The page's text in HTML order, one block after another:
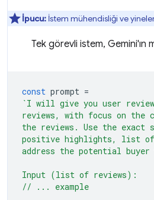
İpucu: İstem mühendisliği ve
Tek görevli istem, Gemini'ın
const prompt =
`I will give you user
reviews, with focus on the
the reviews. Use the
positive highlights, list of
address the potential
Input (list of reviews):
// ... example